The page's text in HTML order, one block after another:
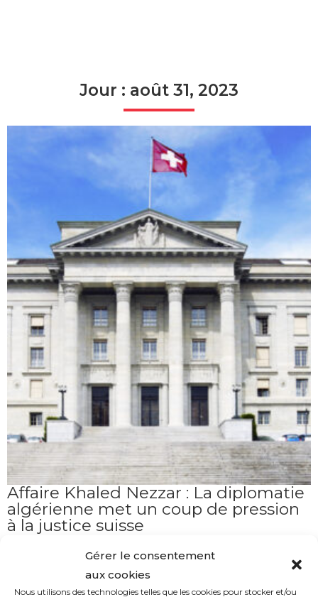
Gérer le consentement
aux cookies
Nous utilisons des technologies telles que les cookies pour stocker et/ou
Jour : août 31, 2023
Affaire Khaled Nezzar : La diplomatie
algérienne met un coup de pression
à la justice suisse